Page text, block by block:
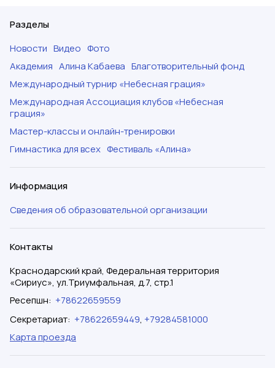
Разделы
Новости Видео Фото
Академия Алина Кабаева Благотворительный фонд
Международный турнир «Небесная грация»
Международная Ассоциация клубов «Небесная
грация»
Мастер-классы и онлайн-тренировки
Гимнастика для всех Фестиваль «Алина»
Информация
Сведения об образовательной организации
Контакты
Краснодарский край, Федеральная территория
«Сириус», ул.Триумфальная, д.7, стр.1
Ресепшн: +78622659559
Секретариат: +78622659449, +79284581000
Карта проезда